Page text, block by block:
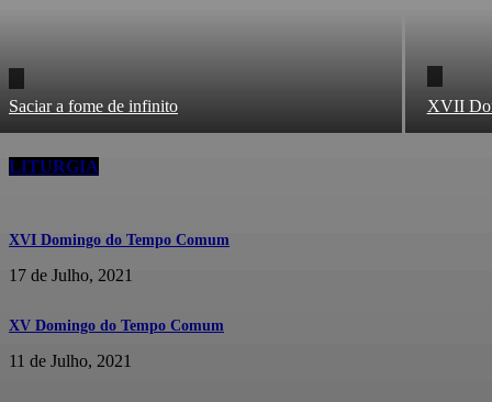
Saciar a fome de infinito XVII
LITURGIA
XVI Domingo do Tempo Comum
17 de Julho, 2021
XV Domingo do Tempo Comum
11 de Julho, 2021